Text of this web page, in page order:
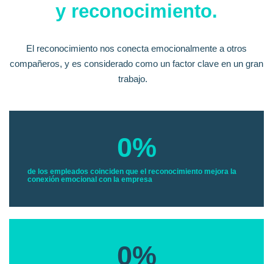
y reconocimiento.
El reconocimiento nos conecta emocionalmente a otros
compañeros, y es considerado como un factor clave en un gran
trabajo.
de los empleados coinciden que el reconocimiento mejora la
conexión emocional con la empresa
0%
0%